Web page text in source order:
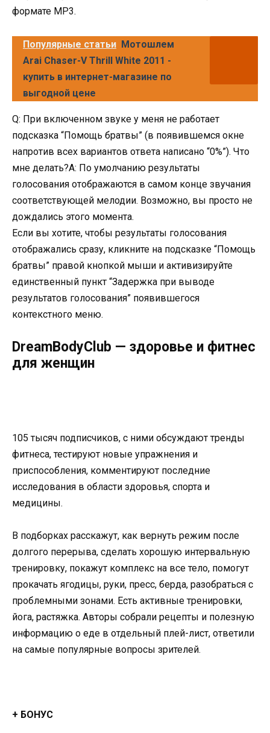
формате MP3.
Популярные статьи Мотошлем
Arai Chaser-V Thrill White 2011 -
купить в интернет-магазине по
выгодной цене
Q: При включенном звуке у меня не работает
подсказка “Помощь братвы” (в появившемся окне
напротив всех вариантов ответа написано “0%”). Что
мне делать?A: По умолчанию результаты
голосования отображаются в самом конце звучания
соответствующей мелодии. Возможно, вы просто не
дождались этого момента.
Если вы хотите, чтобы результаты голосования
отображались сразу, кликните на подсказке “Помощь
братвы” правой кнопкой мыши и активизируйте
единственный пункт “Задержка при выводе
результатов голосования” появившегося
контекстного меню.
DreamBodyClub — здоровье и фитнес
для женщин
105 тысяч подписчиков, с ними обсуждают тренды
фитнеса, тестируют новые упражнения и
приспособления, комментируют последние
исследования в области здоровья, спорта и
медицины.
В подборках расскажут, как вернуть режим после
долгого перерыва, сделать хорошую интервальную
тренировку, покажут комплекс на все тело, помогут
прокачать ягодицы, руки, пресс, берда, разобраться с
проблемными зонами. Есть активные тренировки,
йога, растяжка. Авторы собрали рецепты и полезную
информацию о еде в отдельный плей-лист, ответили
на самые популярные вопросы зрителей.
+ БОНУС